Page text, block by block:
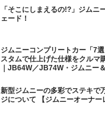
「そこにしまえるの!?」ジムニ
ェード！
ジムニーコンプリートカー「7
スタムで仕上げた仕様をクルマ
｜JB64W／JB74W・ジムニー
新型ジムニーの多彩でステキで
ジについて 【ジムニーオーナー